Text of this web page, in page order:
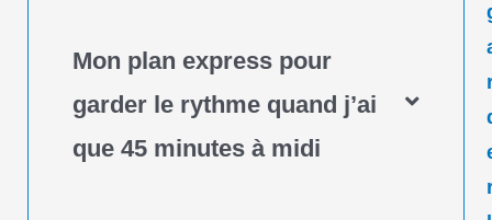
Mon plan express pour
garder le rythme quand j’ai
que 45 minutes à midi